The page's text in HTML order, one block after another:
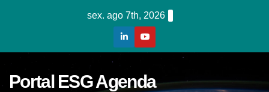
sex. ago 7th, 2026
Portal ESG Agenda